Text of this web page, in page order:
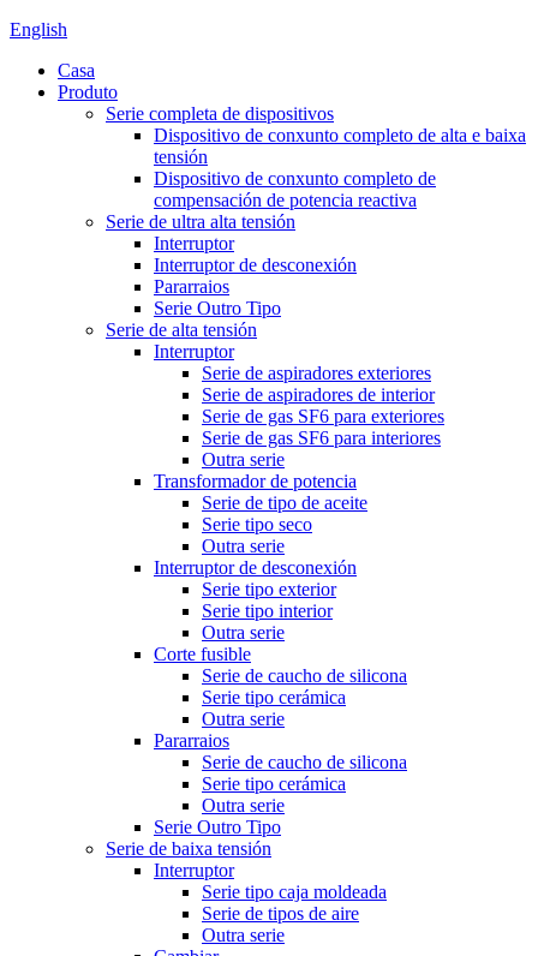
English
Casa
Produto
Serie completa de dispositivos
Dispositivo de conxunto completo de alta e baixa
tensión
Dispositivo de conxunto completo de
compensación de potencia reactiva
Serie de ultra alta tensión
Interruptor
Interruptor de desconexión
Pararraios
Serie Outro Tipo
Serie de alta tensión
Interruptor
Serie de aspiradores exteriores
Serie de aspiradores de interior
Serie de gas SF6 para exteriores
Serie de gas SF6 para interiores
Outra serie
Transformador de potencia
Serie de tipo de aceite
Serie tipo seco
Outra serie
Interruptor de desconexión
Serie tipo exterior
Serie tipo interior
Outra serie
Corte fusible
Serie de caucho de silicona
Serie tipo cerámica
Outra serie
Pararraios
Serie de caucho de silicona
Serie tipo cerámica
Outra serie
Serie Outro Tipo
Serie de baixa tensión
Interruptor
Serie tipo caja moldeada
Serie de tipos de aire
Outra serie